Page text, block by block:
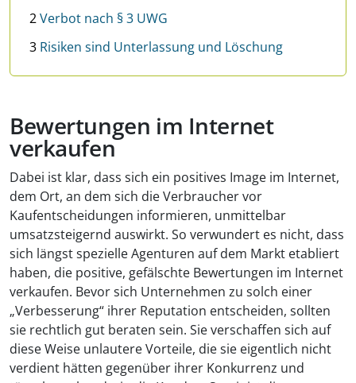
2Verbot nach § 3 UWG
3 Risiken sind Unterlassung und Löschung
Bewertungen im Internet
verkaufen
Dabei ist klar, dass sich ein positives Image im Internet,
dem Ort, an dem sich die Verbraucher vor
Kaufentscheidungen informieren, unmittelbar
umsatzsteigernd auswirkt. So verwundert es nicht, dass
sich längst spezielle Agenturen auf dem Markt etabliert
haben, die positive, gefälschte Bewertungen im Internet
verkaufen. Bevor sich Unternehmen zu solch einer
„Verbesserung“ ihrer Reputation entscheiden, sollten
sie rechtlich gut beraten sein. Sie verschaffen sich auf
diese Weise unlautere Vorteile, die sie eigentlich nicht
verdient hätten gegenüber ihrer Konkurrenz und